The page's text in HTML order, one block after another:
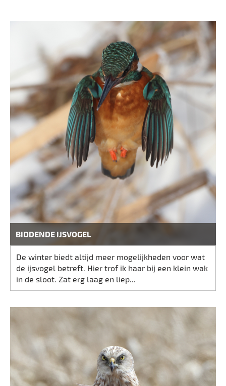
BIDDENDE IJSVOGEL
De winter biedt altijd meer mogelijkheden voor wat
de ijsvogel betreft. Hier trof ik haar bij een klein wak
in de sloot. Zat erg laag en liep...